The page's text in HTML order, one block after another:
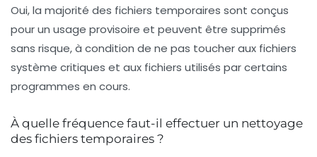
Oui, la majorité des fichiers temporaires sont conçus
pour un usage provisoire et peuvent être supprimés
sans risque, à condition de ne pas toucher aux fichiers
système critiques et aux fichiers utilisés par certains
programmes en cours.
À quelle fréquence faut-il effectuer un nettoyage
des fichiers temporaires ?